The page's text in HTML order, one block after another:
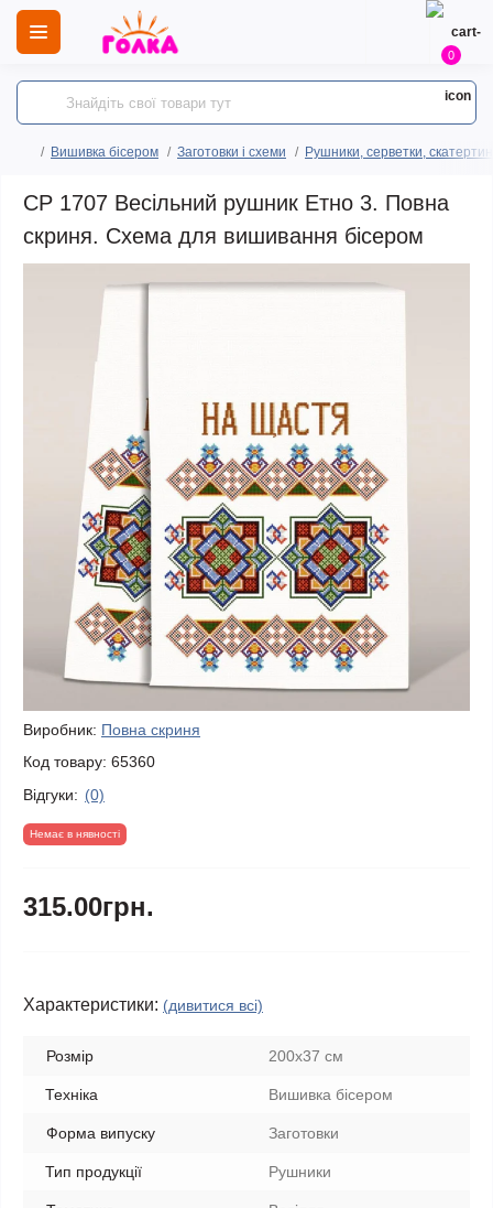
0
Вишивка бісером Заготовки і схеми Рушники, серветки,
СР 1707 Весільний рушник Етно 3. Повна
скриня. Схема для вишивання бісером
Виробник: Повна скриня
Код товару: 65360
Відгуки: (0)
Немає в нявності
315.00грн.
Характеристики: (дивитися всі)
Розмір 200х37 см
Техніка Вишивка бісером
Форма випуску Заготовки
Тип продукції Рушники